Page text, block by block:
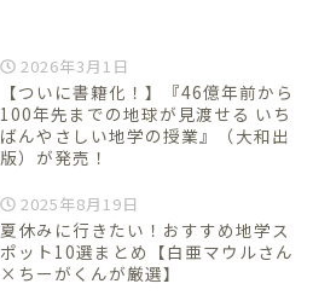
2026年3月1日
【ついに書籍化！】『46億年前から
100年先までの地球が見渡せる いち
ばんやさしい地学の授業』（大和出
版）が発売！
2025年8月19日
夏休みに行きたい！おすすめ地学ス
ポット10選まとめ【白亜マウルさん
×ちーがくんが厳選】